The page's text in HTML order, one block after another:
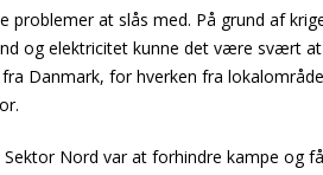
problemer at slås med. På grund af
og elektricitet kunne det være svært
Danmark, for hverken fra
Nord var at forhindre kampe og